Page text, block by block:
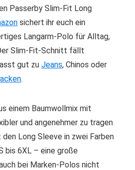
Passerby Slim-Fit Long
sichert ihr euch ein
Langarm-Polo für Alltag,
Slim-Fit-Schnitt fällt
gut zu Jeans, Chinos oder
.
einem Baumwollmix mit
und angenehmer zu tragen
Long Sleeve in zwei Farben
bis 6XL – eine große
bei Marken-Polos nicht